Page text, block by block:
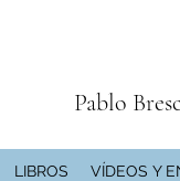
Pablo
LIBROS VÍDEOS Y